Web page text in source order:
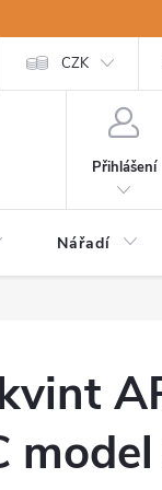
Odstoupení od
CZK
Přihlášení
Nářadí